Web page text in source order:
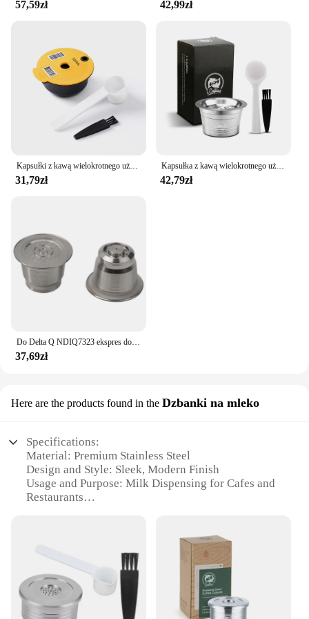
57,59zł 42,99zł
Kapsułki z kawą wielokrotnego użytku do ekspresu BOSCH-s Tassimo Happy Vivy filtr do ekspresu do kawy wielokrotnego użytku ze stali nierdzewnej 180ML/220ML
31,79zł
Kapsułka z kawą wielokrotnego użytku ze stali nierdzewnej do ekspresu Cafissimo Classic K FEE Caffitaly i Tchibo Maszyna z trzema sercami
42,79zł
Do Delta Q NDIQ7323 ekspres do kawy kapsułka wielokrotnego użytku Pod stal nierdzewna wielokrotnego napełniania filtry do kawy filiżanki akcesoria do kawy
37,69zł
Here are the products found in the Dzbanki na mleko
Specifications:
Material: Premium Stainless Steel
Design and Style: Sleek, Modern Finish
Usage and Purpose: Milk Dispensing for Cafes and
Restaurants
Parts and Accessories: Includes 3 x 1L Milk
Dispensers and 1 x 3L Milk Dispenser
Features:
**Optimized for Commercial Use**